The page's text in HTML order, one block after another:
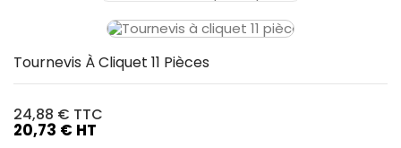
Tournevis À Cliquet 11 Pièces
24,88 € TTC
20,73 € HT